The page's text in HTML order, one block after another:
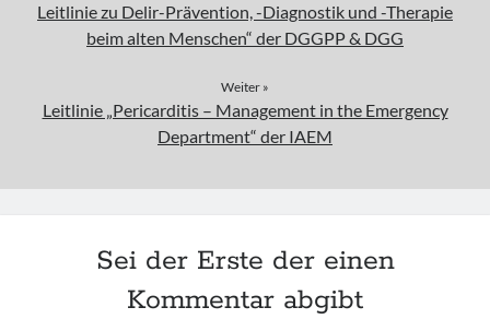
Leitlinie zu Delir-Prävention, -Diagnostik und -Therapie
beim alten Menschen“ der DGGPP & DGG
Weiter »
Leitlinie „Pericarditis – Management in the Emergency
Department“ der IAEM
Sei der Erste der einen
Kommentar abgibt